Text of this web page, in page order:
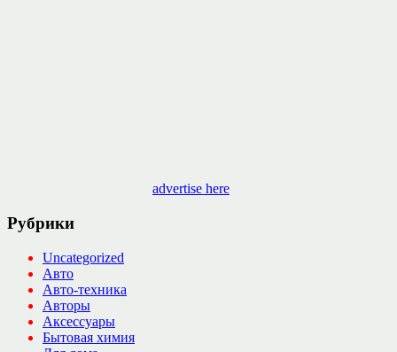
advertise here
Рубрики
Uncategorized
Авто
Авто-техника
Авторы
Аксессуары
Бытовая химия